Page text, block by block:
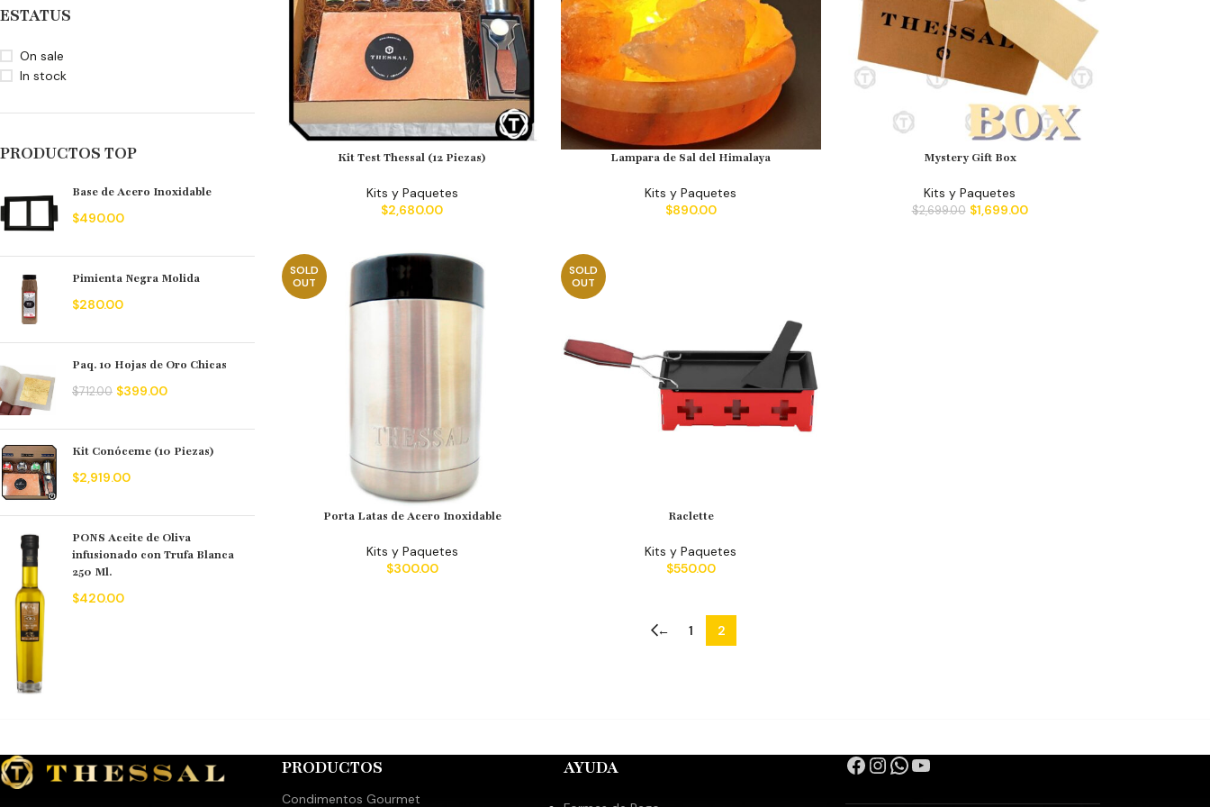
ESTATUS
On sale
In stock
PRODUCTOS TOP
Base de Acero Inoxidable
$490.00
Pimienta Negra Molida
$280.00
Paq. 10 Hojas de Oro Chicas
$712.00 $399.00
Kit Conóceme (10 Piezas)
$2,919.00
PONS Aceite de Oliva
infusionado con Trufa Blanca
250 Ml.
$420.00
Kit Test Thessal (12 Piezas)
Kits y Paquetes
$2,680.00
Lampara de Sal del Himalaya
Kits y Paquetes
$890.00
Mystery Gift Box
Kits y Paquetes
$2,699.00 $1,699.00
SOLD
OUT
Porta Latas de Acero Inoxidable
Kits y Paquetes
$300.00
SOLD
OUT
Raclette
Kits y Paquetes
$550.00
← 1 2
PRODUCTOS
Condimentos Gourmet
AYUDA